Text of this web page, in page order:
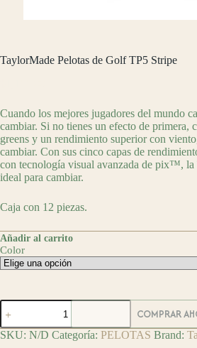
TaylorMade Pelotas de Golf TP5 Stripe
Cuando los mejores jugadores del mundo
cambiar. Si no tienes un efecto de primera,
greens y un rendimiento superior con
cambiar. Con sus cinco capas de
con tecnología visual avanzada de pix™, la
ideal para cambiar.
Caja con 12 piezas.
Añadir al carrito
Color
TaylorMade
Pelotas
de
Golf
COMPRAR
SKU: N/D Categoría: PELOTAS Brand: